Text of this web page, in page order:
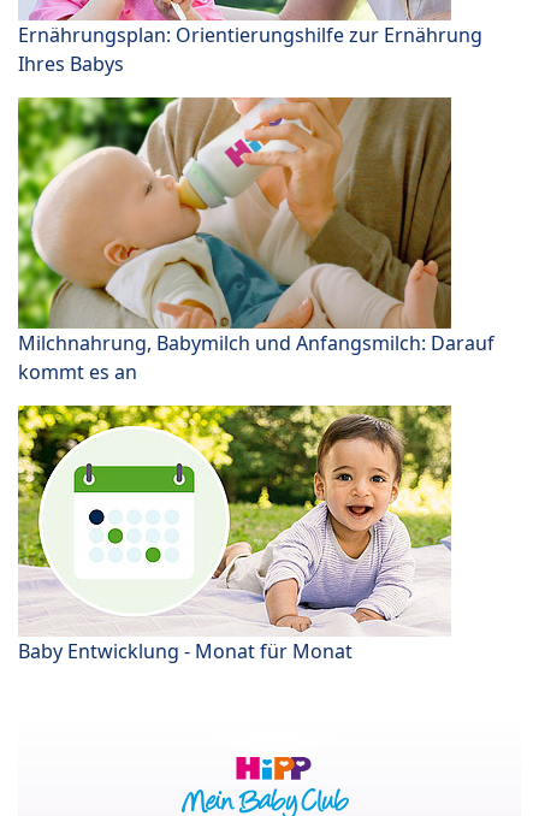
Ernährungsplan: Orientierungshilfe zur Ernährung
Ihres Babys
Milchnahrung, Babymilch und Anfangsmilch: Darauf
kommt es an
Baby Entwicklung - Monat für Monat